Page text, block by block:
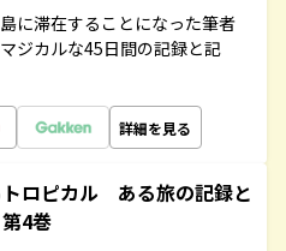
に滞在することになった筆者
ジカルな45日間の記録と記
詳細を見る
トロピカル ある旅の記録と
4巻